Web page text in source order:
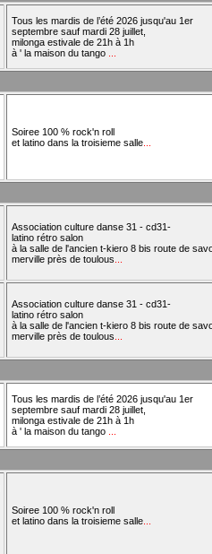
Tous les mardis de l’été 2026 jusqu'au 1er
septembre sauf mardi 28 juillet,
milonga estivale de 21h à 1h
à ' la maison du tango
Soiree 100 % rock'n roll
et latino dans la troisieme salle
Association culture danse 31 - cd31-
latino rétro salon
à la salle de l'ancien t-kiero 8 bis route de
merville près de toulous
Association culture danse 31 - cd31-
latino rétro salon
à la salle de l'ancien t-kiero 8 bis route de
merville près de toulous
Tous les mardis de l’été 2026 jusqu'au 1er
septembre sauf mardi 28 juillet,
milonga estivale de 21h à 1h
à ' la maison du tango
Soiree 100 % rock'n roll
et latino dans la troisieme salle